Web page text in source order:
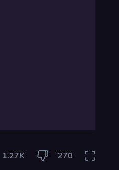
1.27K 270